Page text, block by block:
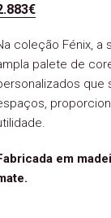
€
coleção Fénix, a
palete de
que
em